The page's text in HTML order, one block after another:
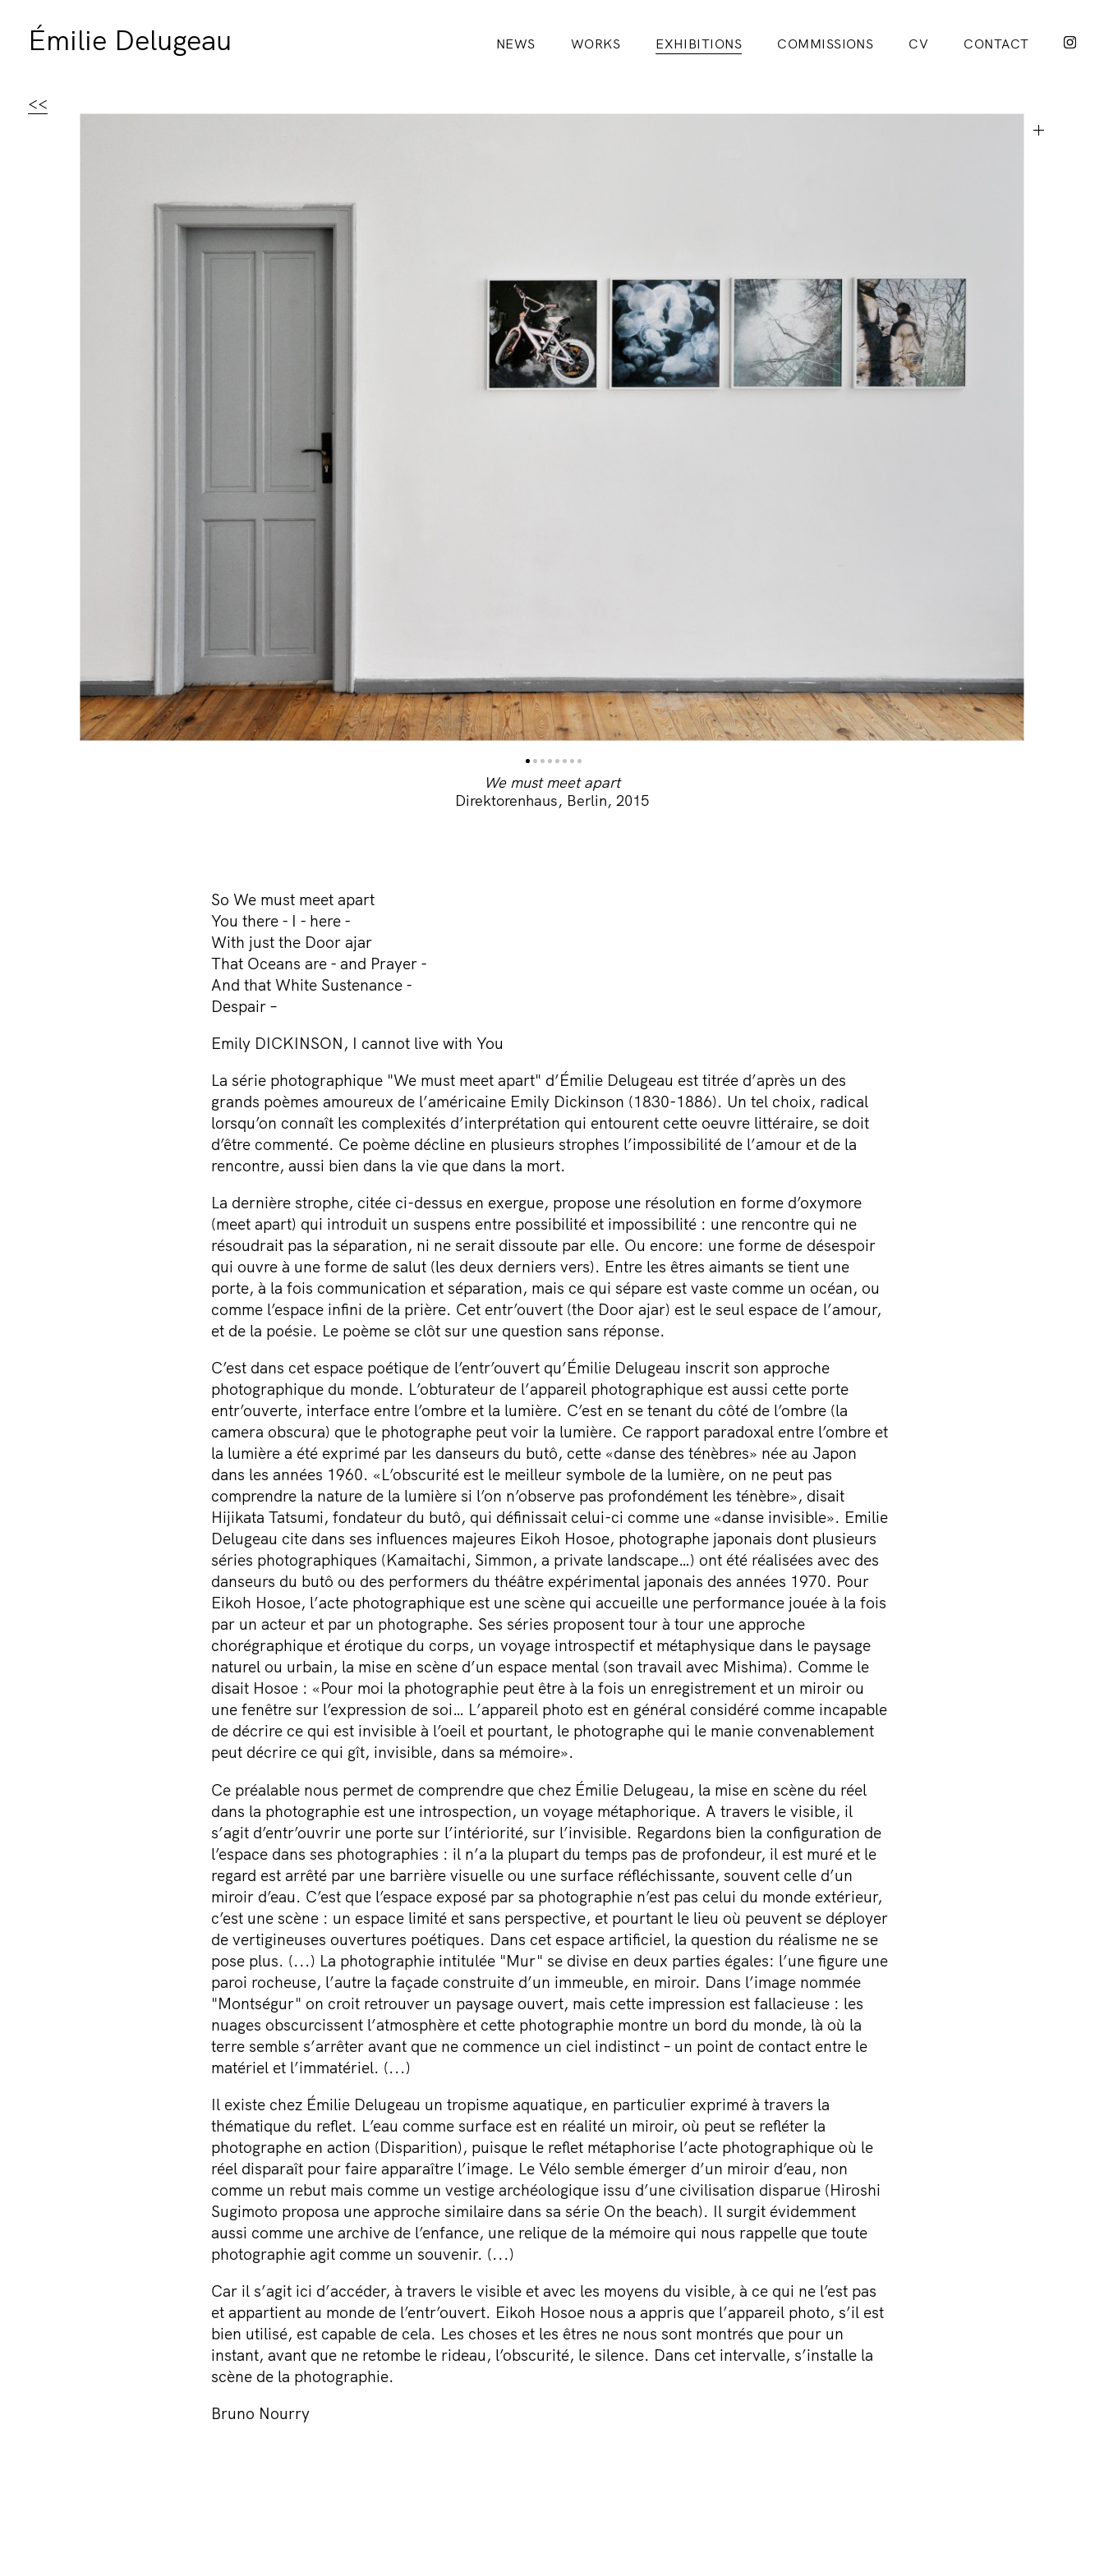
Émilie Delugeau NEWS WORKS EXHIBITIONS COMMISSIONS CV CONTACT
<<
We must meet apart
Direktorenhaus, Berlin, 2015
So We must meet apart
You there - I - here -
With just the Door ajar
That Oceans are - and Prayer -
And that White Sustenance -
Despair –
Emily DICKINSON, I cannot live with You
La série photographique "We must meet apart" d’Émilie Delugeau est titrée d’après un des
grands poèmes amoureux de l’américaine Emily Dickinson (1830-1886). Un tel choix, radical
lorsqu’on connaît les complexités d’interprétation qui entourent cette oeuvre littéraire, se doit
d’être commenté. Ce poème décline en plusieurs strophes l’impossibilité de l’amour et de la
rencontre, aussi bien dans la vie que dans la mort.
La dernière strophe, citée ci-dessus en exergue, propose une résolution en forme d’oxymore
(meet apart) qui introduit un suspens entre possibilité et impossibilité : une rencontre qui ne
résoudrait pas la séparation, ni ne serait dissoute par elle. Ou encore: une forme de désespoir
qui ouvre à une forme de salut (les deux derniers vers). Entre les êtres aimants se tient une
porte, à la fois communication et séparation, mais ce qui sépare est vaste comme un océan, ou
comme l’espace infini de la prière. Cet entr’ouvert (the Door ajar) est le seul espace de l’amour,
et de la poésie. Le poème se clôt sur une question sans réponse.
C’est dans cet espace poétique de l’entr’ouvert qu’Émilie Delugeau inscrit son approche
photographique du monde. L’obturateur de l’appareil photographique est aussi cette porte
entr’ouverte, interface entre l’ombre et la lumière. C’est en se tenant du côté de l’ombre (la
camera obscura) que le photographe peut voir la lumière. Ce rapport paradoxal entre l’ombre et
la lumière a été exprimé par les danseurs du butô, cette «danse des ténèbres» née au Japon
dans les années 1960. «L’obscurité est le meilleur symbole de la lumière, on ne peut pas
comprendre la nature de la lumière si l’on n’observe pas profondément les ténèbre», disait
Hijikata Tatsumi, fondateur du butô, qui définissait celui-ci comme une «danse invisible». Emilie
Delugeau cite dans ses influences majeures Eikoh Hosoe, photographe japonais dont plusieurs
séries photographiques (Kamaitachi, Simmon, a private landscape…) ont été réalisées avec des
danseurs du butô ou des performers du théâtre expérimental japonais des années 1970. Pour
Eikoh Hosoe, l’acte photographique est une scène qui accueille une performance jouée à la fois
par un acteur et par un photographe. Ses séries proposent tour à tour une approche
chorégraphique et érotique du corps, un voyage introspectif et métaphysique dans le paysage
naturel ou urbain, la mise en scène d’un espace mental (son travail avec Mishima). Comme le
disait Hosoe : «Pour moi la photographie peut être à la fois un enregistrement et un miroir ou
une fenêtre sur l’expression de soi… L’appareil photo est en général considéré comme incapable
de décrire ce qui est invisible à l’oeil et pourtant, le photographe qui le manie convenablement
peut décrire ce qui gît, invisible, dans sa mémoire».
Ce préalable nous permet de comprendre que chez Émilie Delugeau, la mise en scène du réel
dans la photographie est une introspection, un voyage métaphorique. A travers le visible, il
s’agit d’entr’ouvrir une porte sur l’intériorité, sur l’invisible. Regardons bien la configuration de
l’espace dans ses photographies : il n’a la plupart du temps pas de profondeur, il est muré et le
regard est arrêté par une barrière visuelle ou une surface réfléchissante, souvent celle d’un
miroir d’eau. C’est que l’espace exposé par sa photographie n’est pas celui du monde extérieur,
c’est une scène : un espace limité et sans perspective, et pourtant le lieu où peuvent se déployer
de vertigineuses ouvertures poétiques. Dans cet espace artificiel, la question du réalisme ne se
pose plus. (...) La photographie intitulée "Mur" se divise en deux parties égales: l’une figure une
paroi rocheuse, l’autre la façade construite d’un immeuble, en miroir. Dans l’image nommée
"Montségur" on croit retrouver un paysage ouvert, mais cette impression est fallacieuse : les
nuages obscurcissent l’atmosphère et cette photographie montre un bord du monde, là où la
terre semble s’arrêter avant que ne commence un ciel indistinct – un point de contact entre le
matériel et l’immatériel. (...)
Il existe chez Émilie Delugeau un tropisme aquatique, en particulier exprimé à travers la
thématique du reflet. L’eau comme surface est en réalité un miroir, où peut se refléter la
photographe en action (Disparition), puisque le reflet métaphorise l’acte photographique où le
réel disparaît pour faire apparaître l’image. Le Vélo semble émerger d’un miroir d’eau, non
comme un rebut mais comme un vestige archéologique issu d’une civilisation disparue (Hiroshi
Sugimoto proposa une approche similaire dans sa série On the beach). Il surgit évidemment
aussi comme une archive de l’enfance, une relique de la mémoire qui nous rappelle que toute
photographie agit comme un souvenir. (...)
Car il s’agit ici d’accéder, à travers le visible et avec les moyens du visible, à ce qui ne l’est pas
et appartient au monde de l’entr’ouvert. Eikoh Hosoe nous a appris que l’appareil photo, s’il est
bien utilisé, est capable de cela. Les choses et les êtres ne nous sont montrés que pour un
instant, avant que ne retombe le rideau, l’obscurité, le silence. Dans cet intervalle, s’installe la
scène de la photographie.
Bruno Nourry